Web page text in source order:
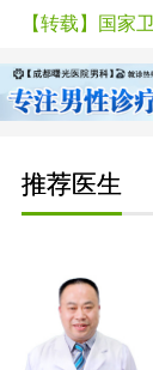
【转载】国家
推荐医生